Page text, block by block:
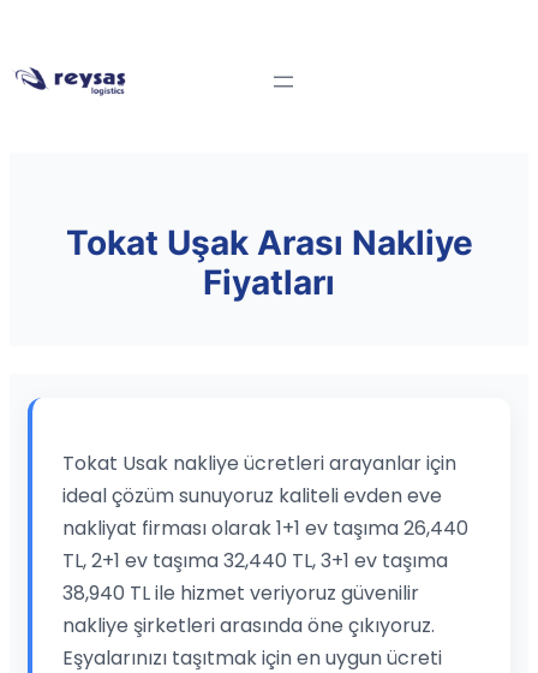
Tokat Uşak Arası Nakliye
Fiyatları
Tokat Usak nakliye ücretleri arayanlar için
ideal çözüm sunuyoruz kaliteli evden eve
nakliyat firması olarak 1+1 ev taşıma 26,440
TL, 2+1 ev taşıma 32,440 TL, 3+1 ev taşıma
38,940 TL ile hizmet veriyoruz güvenilir
nakliye şirketleri arasında öne çıkıyoruz.
Eşyalarınızı taşıtmak için en uygun ücreti